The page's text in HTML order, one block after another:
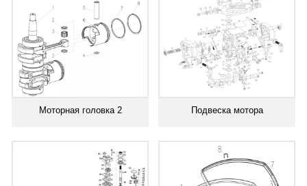
Моторная головка 2 Подвеска мотора